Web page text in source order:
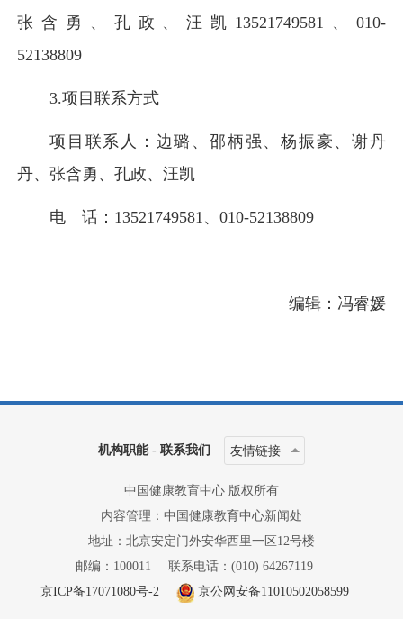
张含勇、孔政、汪凯13521749581、010-
52138809
3.项目联系方式
项目联系人：边璐、邵柄强、杨振豪、谢丹
丹、张含勇、孔政、汪凯
电 话：13521749581、010-52138809
编辑：冯睿媛
机构职能- 联系我们 友情链接
中国健康教育中心 版权所有
内容管理：中国健康教育中心新闻处
地址：北京安定门外安华西里一区12号楼
邮编：100011
联系电话：(010) 64267119
京ICP备17071080号-2
京公网安备11010502058599